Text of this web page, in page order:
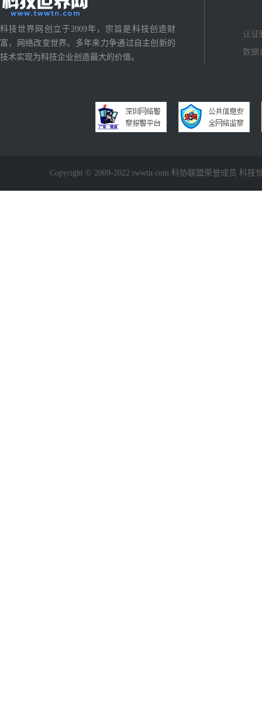
科技世界网创立于2009年，宗旨是科技创造财
富，网络改变世界。多年来力争通过自主创新的
技术实现为科技企业创造最大的价值。
认证
数据
Copyright © 2009-2022 twwtn.com 科协联盟荣誉成员 科